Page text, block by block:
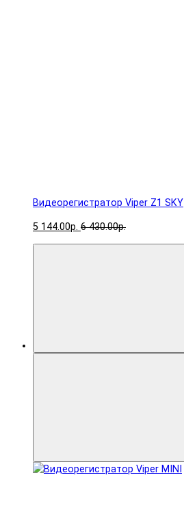
Видеорегистратор Viper Z1 SKY
5 144.00р. 6 430.00р.